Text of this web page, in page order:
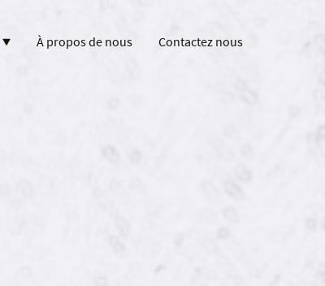
À propos de nous
Contactez nous